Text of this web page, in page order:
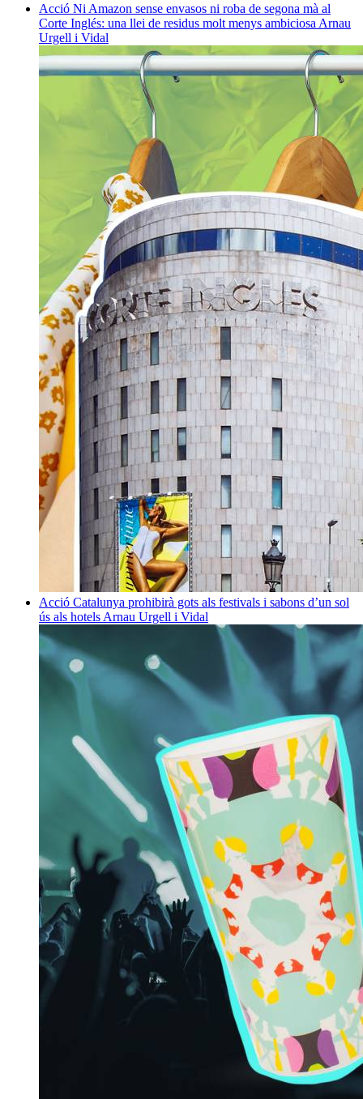
Acció Ni Amazon sense envasos ni roba de segona mà al
Corte Inglés: una llei de residus molt menys ambiciosa Arnau
Urgell i Vidal
Acció Catalunya prohibirà gots als festivals i sabons d’un sol
ús als hotels Arnau Urgell i Vidal